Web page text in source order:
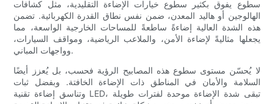
سطوع يفوق بكثير سطوع خيارات الإضاءة التقليدية، مثل كشافات
الهالوجين أو هاليد المعدن، ضمن نفس نطاق القدرة الكهربائية. تضمن
هذه الشدة العالية إضاءةً ساطعةً للمساحات الخارجية الواسعة، مما
يجعلها مثاليةً لإضاءة الأمن، والملاعب الرياضية، ومواقف السيارات،
وواجهات المباني.
لا يُحسّن مستوى سطوع هذه المصابيح الرؤية فحسب، بل يُعزز أيضًا
السلامة والأمان في المناطق ذات الإضاءة الخافتة. وبفضل ثبات
وتناسق إضاءة تقنية LED، تبقى شدة الإضاءة موحدة لفترات طويلة